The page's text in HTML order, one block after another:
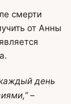
смерти
от Анны
день
–